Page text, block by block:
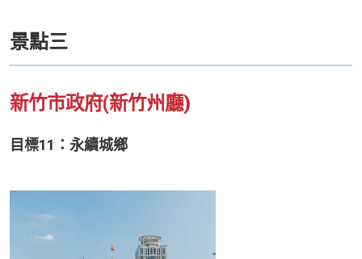
景點三
新竹市政府(新竹州廳)
目標11：永續城鄉